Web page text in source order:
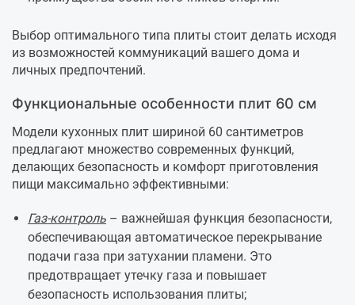
Выбор оптимального типа плиты стоит делать исходя
из возможностей коммуникаций вашего дома и
личных предпочтений.
Функциональные особенности плит 60 см
Модели кухонных плит шириной 60 сантиметров
предлагают множество современных функций,
делающих безопасность и комфорт приготовления
пищи максимально эффективными:
Газ-контроль – важнейшая функция безопасности,
обеспечивающая автоматическое перекрывание
подачи газа при затухании пламени. Это
предотвращает утечку газа и повышает
безопасность использования плиты;